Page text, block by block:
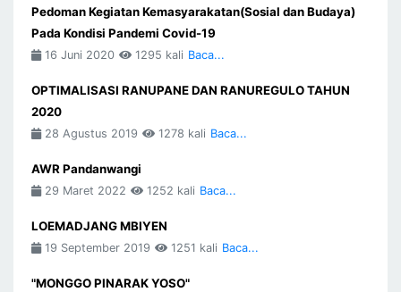
Pedoman Kegiatan Kemasyarakatan(Sosial dan Budaya)
Pada Kondisi Pandemi Covid-19
16 Juni 2020 1295 kali Baca...
OPTIMALISASI RANUPANE DAN RANUREGULO TAHUN
2020
28 Agustus 2019 1278 kali Baca...
AWR Pandanwangi
29 Maret 2022 1252 kali Baca...
LOEMADJANG MBIYEN
19 September 2019 1251 kali Baca...
"MONGGO PINARAK YOSO"